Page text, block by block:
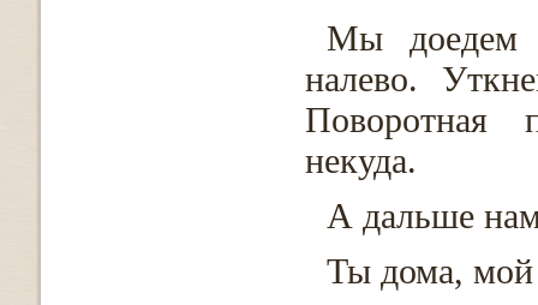
Мы доедем
налево.
Поворотная
некуда.
А дальше
Ты дома, мой